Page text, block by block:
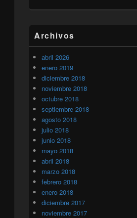
Archivos
abril 2026
enero 2019
diciembre 2018
noviembre 2018
octubre 2018
septiembre 2018
agosto 2018
julio 2018
junio 2018
mayo 2018
abril 2018
marzo 2018
febrero 2018
enero 2018
diciembre 2017
noviembre 2017